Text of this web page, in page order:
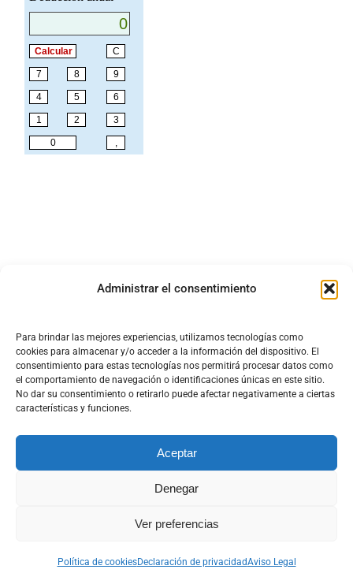
Administrar el consentimiento
Para brindar las mejores experiencias, utilizamos tecnologías como
cookies para almacenar y/o acceder a la información del dispositivo. El
consentimiento para estas tecnologías nos permitirá procesar datos como
el comportamiento de navegación o identificaciones únicas en este sitio.
No dar su consentimiento o retirarlo puede afectar negativamente a ciertas
características y funciones.
Aceptar
Denegar
Ver preferencias
Política de cookiesDeclaración de privacidadAviso Legal
Política de cookies|Política de privacidad